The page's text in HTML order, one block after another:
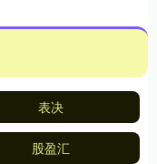
表决
股盈汇